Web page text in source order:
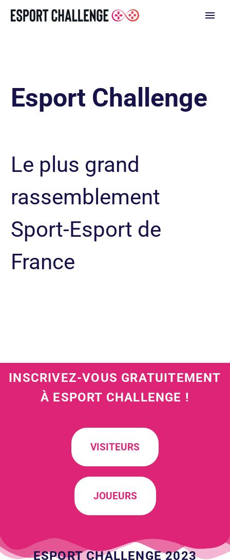
Esport Challenge
Le plus grand
rassemblement
Sport-Esport de
France
INSCRIVEZ-VOUS GRATUITEMENT
À ESPORT CHALLENGE !
VISITEURS
JOUEURS
ESPORT CHALLENGE 2023